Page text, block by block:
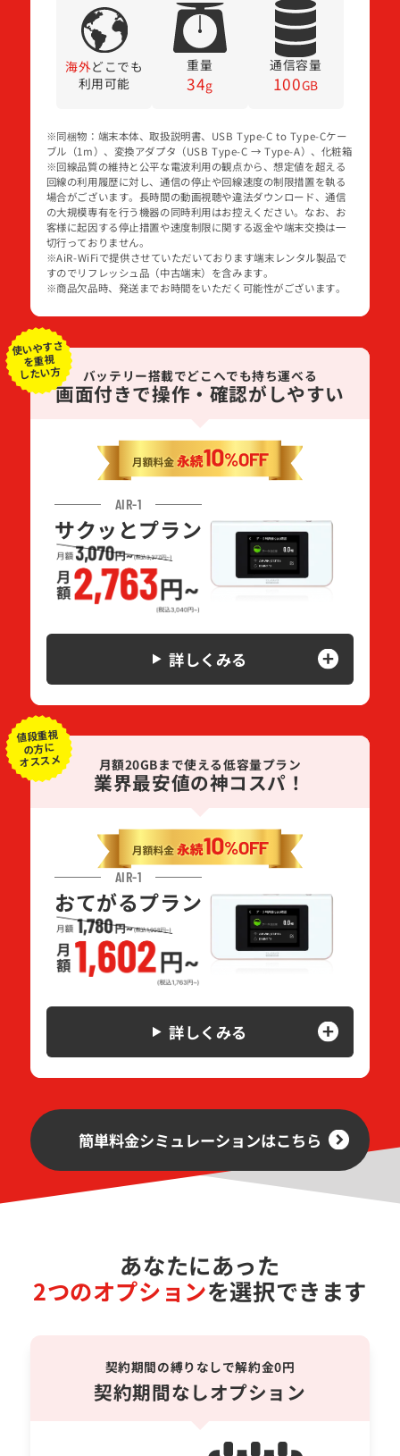
海外どこでも
利用可能
重量
34g
通信容量
100GB
※同梱物：端末本体、取扱説明書、USB Type-C to Type-Cケー
ブル（1m）、変換アダプタ（USB Type-C → Type-A）、化粧箱
※回線品質の維持と公平な電波利用の観点から、想定値を超える
回線の利用履歴に対し、通信の停止や回線速度の制限措置を執る
場合がございます。長時間の動画視聴や違法ダウンロード、通信
の大規模専有を行う機器の同時利用はお控えください。なお、お
客様に起因する停止措置や速度制限に関する返金や端末交換は一
切行っておりません。
※AiR-WiFiで提供させていただいております端末レンタル製品で
すのでリフレッシュ品（中古端末）を含みます。
※商品欠品時、発送までお時間をいただく可能性がございます。
使いやすさ
を重視
したい方 バッテリー搭載でどこへでも持ち運べる
画面付きで操作・確認がしやすい
AIR-1
サクッとプラン
詳しくみる
値段重視
の方に
オススメ 月額20GBまで使える低容量プラン
業界最安値の神コスパ！
AIR-1
おてがるプラン
詳しくみる
簡単料金シミュレーションはこちら
あなたにあった
2つのオプションを選択できます
契約期間の縛りなしで解約金0円
契約期間なしオプション